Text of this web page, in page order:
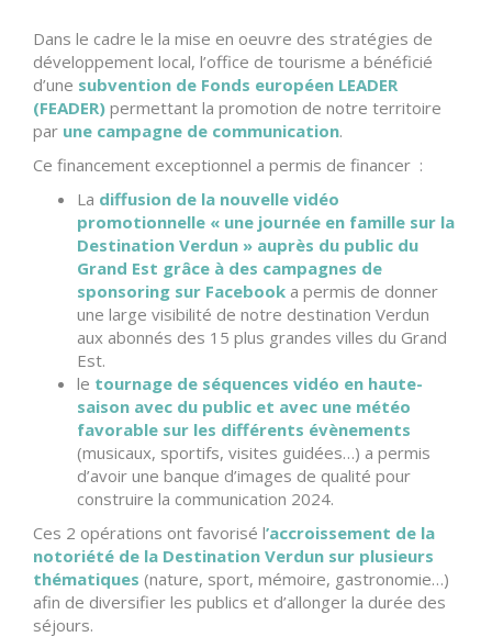
Dans le cadre le la mise en oeuvre des stratégies de
développement local, l’office de tourisme a bénéficié
d’une subvention de Fonds européen LEADER
(FEADER) permettant la promotion de notre territoire
par une campagne de communication.
Ce financement exceptionnel a permis de financer :
La diffusion de la nouvelle vidéo
promotionnelle « une journée en famille sur la
Destination Verdun » auprès du public du
Grand Est grâce à des campagnes de
sponsoring sur Facebook a permis de donner
une large visibilité de notre destination Verdun
aux abonnés des 15 plus grandes villes du Grand
Est.
le tournage de séquences vidéo en haute-
saison avec du public et avec une météo
favorable sur les différents évènements
(musicaux, sportifs, visites guidées…) a permis
d’avoir une banque d’images de qualité pour
construire la communication 2024.
Ces 2 opérations ont favorisé l’accroissement de la
notoriété de la Destination Verdun sur plusieurs
thématiques (nature, sport, mémoire, gastronomie…)
afin de diversifier les publics et d’allonger la durée des
séjours.